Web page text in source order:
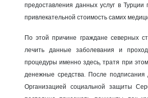
предоставления данных услуг в Турции
привлекательной стоимость самих
По этой причине граждане северных
лечить данные заболевания и
процедуры именно здесь, тратя при
денежные средства. После подписания
Организацией социальной защиты